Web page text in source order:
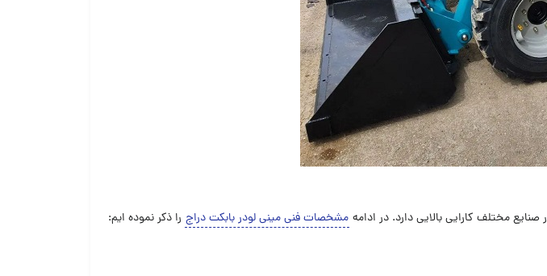
مشخصات فنی مینی لودر بابکت دراج را ذکر نموده ایم: